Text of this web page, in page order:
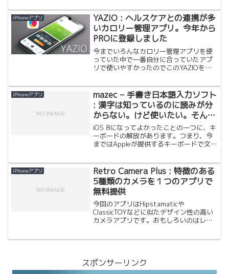
日Appleに提出したということを聞いて、
開発元の...
iPhoneアプリ
YAZIO : ヘルスケアとの連携が多
いカロリー管理アプリ。今年から
PROに登録しました
今までいろんなカロリー管理アプリを使
っていた中で一番自分に合っていたアプ
リで使いやすかったのでこのYAZIOを紹
が無いため、ガッツリ筋トレなどができ
ないので、せめて食事で、健康的でいた
いと考えていました。...
iPhoneアプリ
mazec – 手書き日本語入力ソフト
: 漢字は知っているのに読みが分
からない。けど使いたい。そんな
ときには手書きで入力！iPhone /
iPadの新しいキーボードとして追
加できる！
iOS 8になってよかったことの一つに、キ
ーボードの解放があります。つまり、今
まではAppleが提供するキーボードで文字
うになりました。つまり今までは提供さ
れる日本語、...
iPhoneアプリ
Retro Camera Plus : 特徴のある
5種類のカメラを１つのアプリで
無料提供
今回のアプリはHipstamaticや
ClassicTOYなどに似たデザイン性の高い
カメラアプリです。おもしろいのはレン
スポンサーリンク